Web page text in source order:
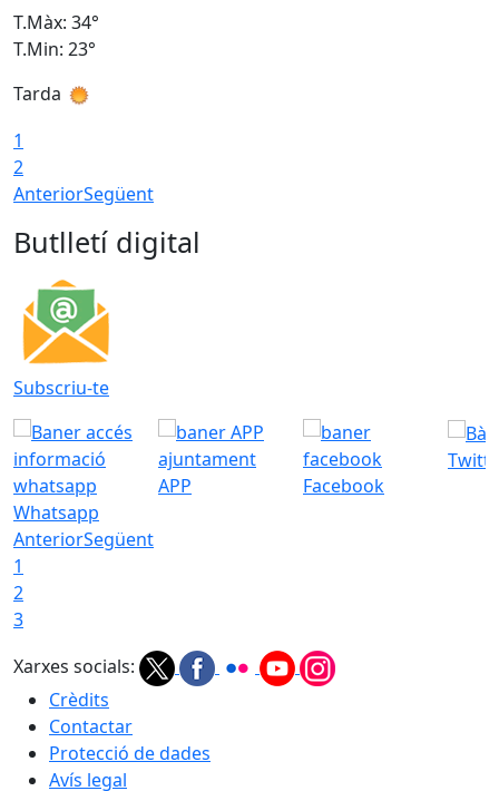
T.Màx: 34°
T.Min: 23°
Tarda
1
2
AnteriorSegüent
Butlletí digital
Subscriu-te
Whatsapp
APP Facebook
AnteriorSegüent
1
2
3
Xarxes socials:
Crèdits
Contactar
Protecció de dades
Avís legal